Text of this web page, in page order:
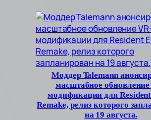
Моддер Talemann
масштабное
модификации для
Remake, релиз которого
на 19 августа.